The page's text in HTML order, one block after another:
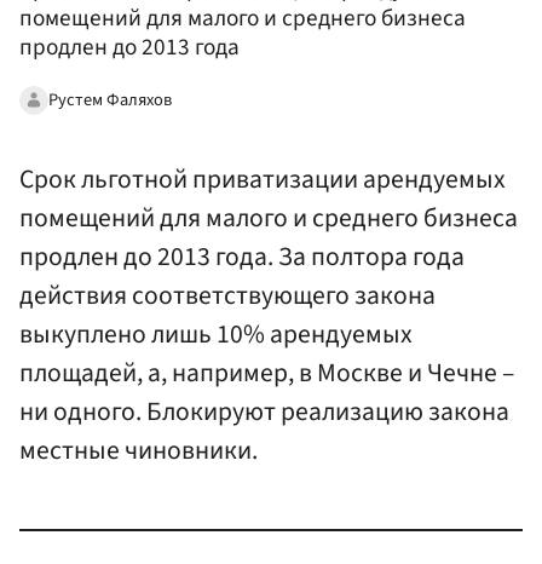
помещений для малого и среднего бизнеса
продлен до 2013 года
Рустем Фаляхов
Срок льготной приватизации арендуемых
помещений для малого и среднего бизнеса
продлен до 2013 года. За полтора года
действия соответствующего закона
выкуплено лишь 10% арендуемых
площадей, а, например, в Москве и Чечне –
ни одного. Блокируют реализацию закона
местные чиновники.